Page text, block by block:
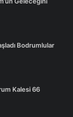
Bodrumlular
Kalesi 66